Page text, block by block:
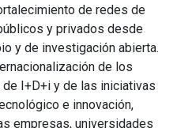
de redes de
y privados desde
y de investigación abierta.
de los
I+D+i y de las iniciativas
e innovación,
empresas, universidades